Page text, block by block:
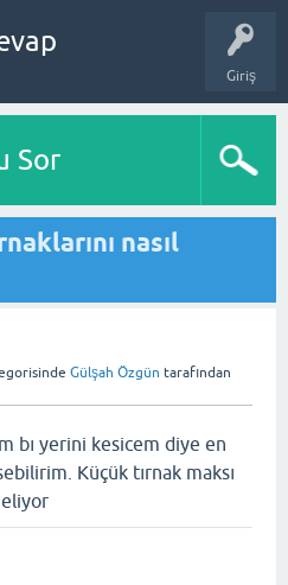
Giriş
Sor
nasıl
Gülşah Özgün tarafından
bı yerini kesicem diye en
Küçük tırnak maksı